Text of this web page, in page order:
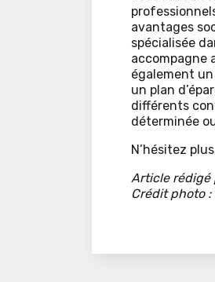
avantages
spécialisée
accompagne
également
un plan
différents
déterminée
N’hésitez
Article rédigé
Crédit photo :